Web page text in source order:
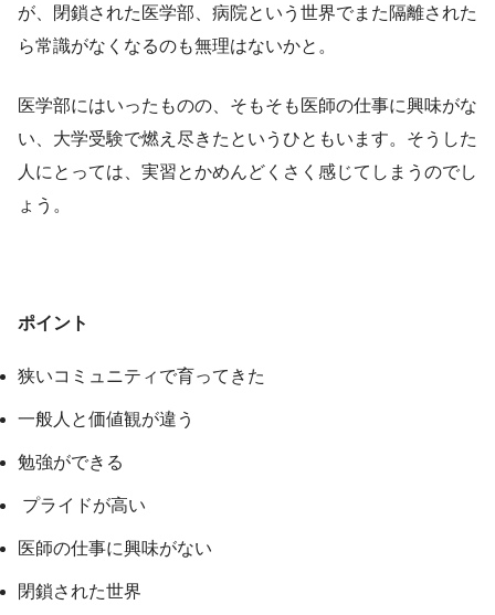
が、閉鎖された医学部、病院という世界でまた隔離された
ら常識がなくなるのも無理はないかと。
医学部にはいったものの、そもそも医師の仕事に興味がな
い、大学受験で燃え尽きたというひともいます。そうした
人にとっては、実習とかめんどくさく感じてしまうのでし
ょう。
ポイント
狭いコミュニティで育ってきた
一般人と価値観が違う
勉強ができる
プライドが高い
医師の仕事に興味がない
閉鎖された世界